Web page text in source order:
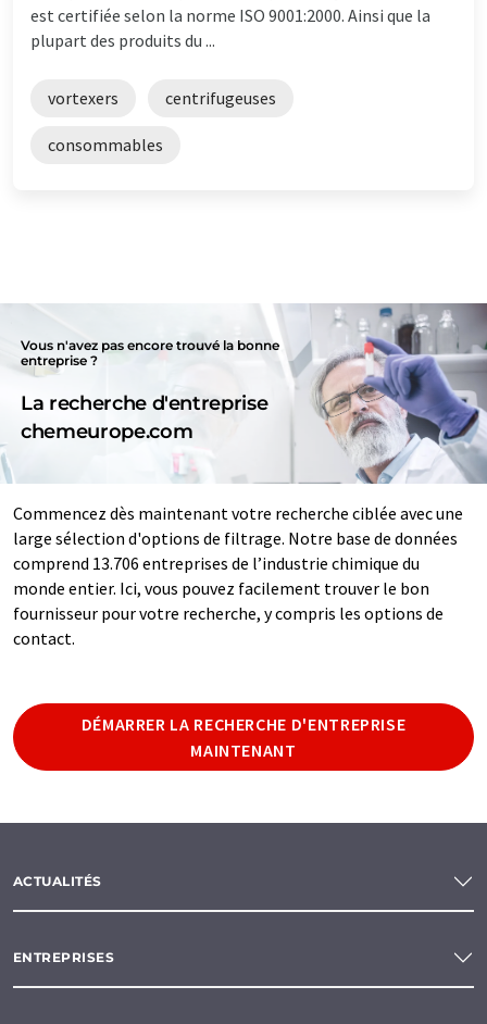
est certifiée selon la norme ISO 9001:2000. Ainsi que la
plupart des produits du ...
vortexers centrifugeuses
consommables
Vous n'avez pas encore trouvé la bonne
entreprise ?
La recherche d'entreprise
chemeurope.com
Commencez dès maintenant votre recherche ciblée avec une
large sélection d'options de filtrage. Notre base de données
comprend 13.706 entreprises de l’industrie chimique du
monde entier. Ici, vous pouvez facilement trouver le bon
fournisseur pour votre recherche, y compris les options de
contact.
DÉMARRER LA RECHERCHE D'ENTREPRISE
MAINTENANT
ACTUALITÉS
ENTREPRISES